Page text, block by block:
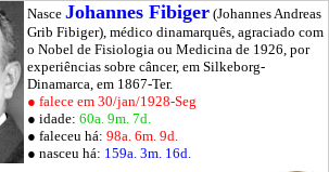
Nasce Johannes Fibiger (Johannes Andreas
Grib Fibiger), médico dinamarquês, agraciado com
o Nobel de Fisiologia ou Medicina de 1926, por
experiências sobre câncer, em Silkeborg-
Dinamarca, em 1867-Ter.
● falece em 30/jan/1928-Seg
● idade: 60a. 9m. 7d.
● faleceu há: 98a. 6m. 9d.
● nasceu há: 159a. 3m. 16d.